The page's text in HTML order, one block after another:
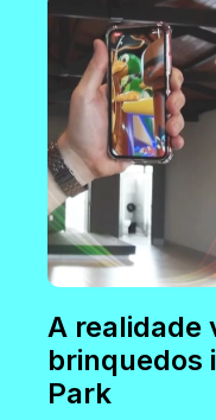
A realidade
brinquedos
Park